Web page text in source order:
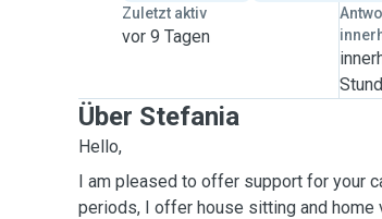
Zuletzt aktiv
vor 9 Tagen
Über Stefania
Hello,
I am pleased to offer support for your
periods, I offer house sitting and